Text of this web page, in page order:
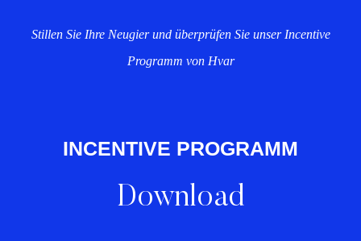
Stillen Sie Ihre Neugier und überprüfen Sie unser Incentive
Programm von Hvar
INCENTIVE PROGRAMM
Download